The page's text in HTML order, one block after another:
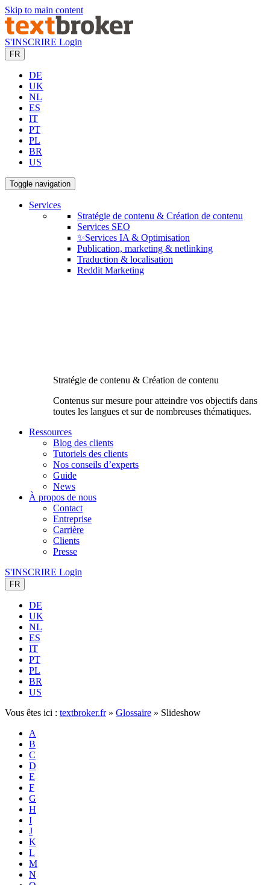
Skip to main content
S'INSCRIRE Login
FR
DE
UK
NL
ES
IT
PT
PL
BR
US
Toggle navigation
Services
Stratégie de contenu & Création de contenu
Services SEO
✨Services IA & Optimisation
Publication, marketing & netlinking
Traduction & localisation
Reddit Marketing
Stratégie de contenu & Création de contenu
Contenus sur mesure pour atteindre vos objectifs dans
toutes les langues et sur de nombreuses thématiques.
Ressources
Blog des clients
Tutoriels des clients
Nos conseils d’experts
Guide
News
À propos de nous
Contact
Entreprise
Carrière
Clients
Presse
S'INSCRIRE Login
FR
DE
UK
NL
ES
IT
PT
PL
BR
US
Vous êtes ici : textbroker.fr» Glossaire » Slideshow
A
B
C
D
E
F
G
H
I
J
K
L
M
N